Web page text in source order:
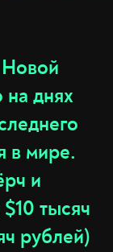
Новой
днях
в мире.
и
тысяч
рублей)